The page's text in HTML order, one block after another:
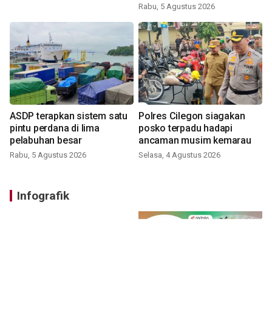
Rabu, 5 Agustus 2026
ASDP terapkan sistem satu
pintu perdana di lima
pelabuhan besar
Rabu, 5 Agustus 2026
Polres Cilegon siagakan
posko terpadu hadapi
ancaman musim kemarau
Selasa, 4 Agustus 2026
Infografik